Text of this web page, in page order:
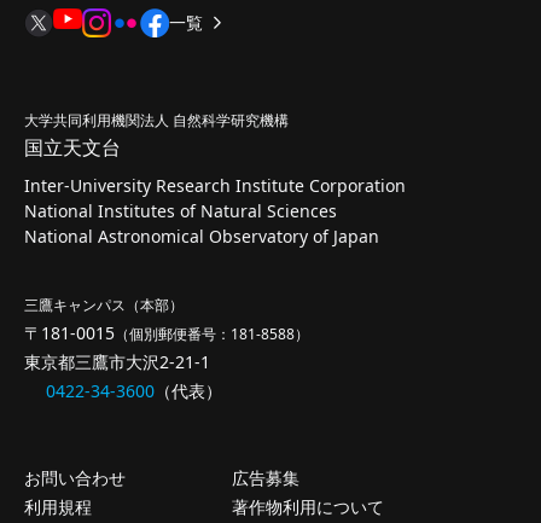
一覧
大学共同利用機関法人 自然科学研究機構
国立天文台
Inter-University Research Institute Corporation
National Institutes of Natural Sciences
National Astronomical Observatory of Japan
三鷹キャンパス（本部）
〒181-0015 （個別郵便番号：181-8588）
東京都三鷹市大沢2-21-1
0422-34-3600 （代表）
お問い合わせ
広告募集
利用規程
著作物利用について